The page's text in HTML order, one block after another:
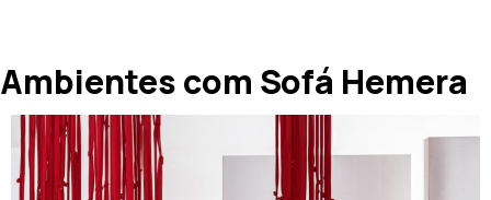
Ambientes com Sofá Hemera